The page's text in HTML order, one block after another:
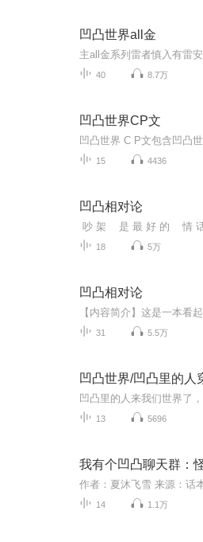
凹凸世界all金
主all金系列雷者慎入有雷
40 8.7万
凹凸世界CP文
15 4436
凹凸相对论
吵 架 是 最 好 的 情
18 5万
凹凸相对论
31 5.5万
凹凸世界/凹凸里的人
13 5696
我有个凹凸聊天群：
14 1.1万